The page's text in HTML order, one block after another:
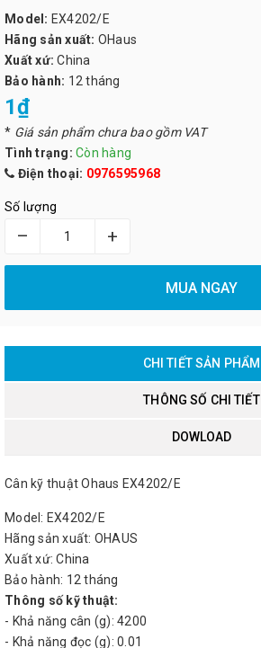
Model: EX4202/E
Hãng sản xuất: OHaus
Xuất xứ: China
Bảo hành: 12 tháng
1₫
* Giá sản phẩm chưa bao gồm VAT
Tình trạng: Còn hàng
Điện thoại: 0976595968
Số lượng
– +
MUA NGAY
CHI TIẾT SẢN PHẨM
THÔNG SỐ CHI TIẾT
DOWLOAD
Cân kỹ thuật Ohaus EX4202/E
Model: EX4202/E
Hãng sản xuất: OHAUS
Xuất xứ: China
Bảo hành: 12 tháng
Thông số kỹ thuật:
- Khả năng cân (g): 4200
- Khả năng đọc (g): 0.01